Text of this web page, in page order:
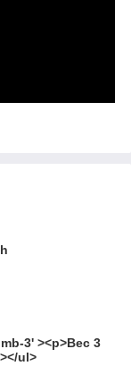
3' ><p>Вес 3
ul>